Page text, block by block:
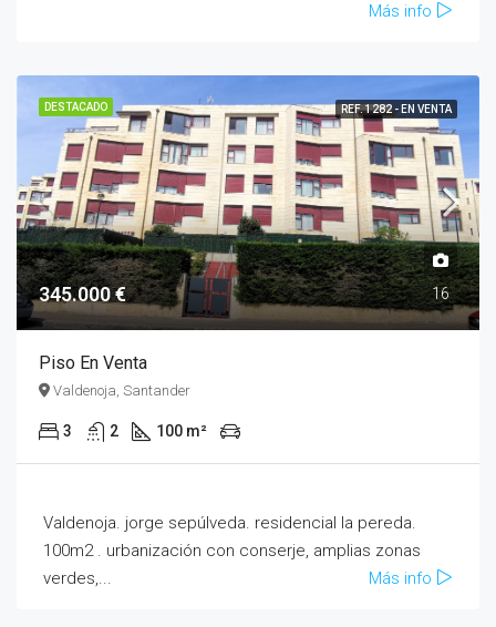
Más info
DESTACADO REF. 1282 - EN VENTA
345.000 € 16
Piso En Venta
Valdenoja, Santander
3 2 100 m²
Valdenoja. jorge sepúlveda. residencial la pereda.
100m2 . urbanización con conserje, amplias zonas
verdes,...
Más info